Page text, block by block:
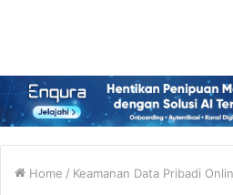
Home / Keamanan Data Pribadi